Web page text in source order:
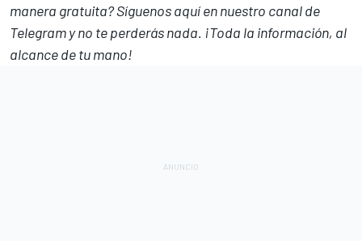
manera gratuita? Síguenosaquí en nuestro canal de
Telegramy no te perderás nada. ¡Toda la información, al
alcance de tu mano!